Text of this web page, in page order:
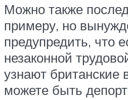
Можно также
примеру, но
предупредить, что
незаконной
узнают британские
можете быть